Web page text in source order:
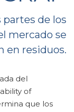
de los
mercado se
en residuos.
del
of
que los